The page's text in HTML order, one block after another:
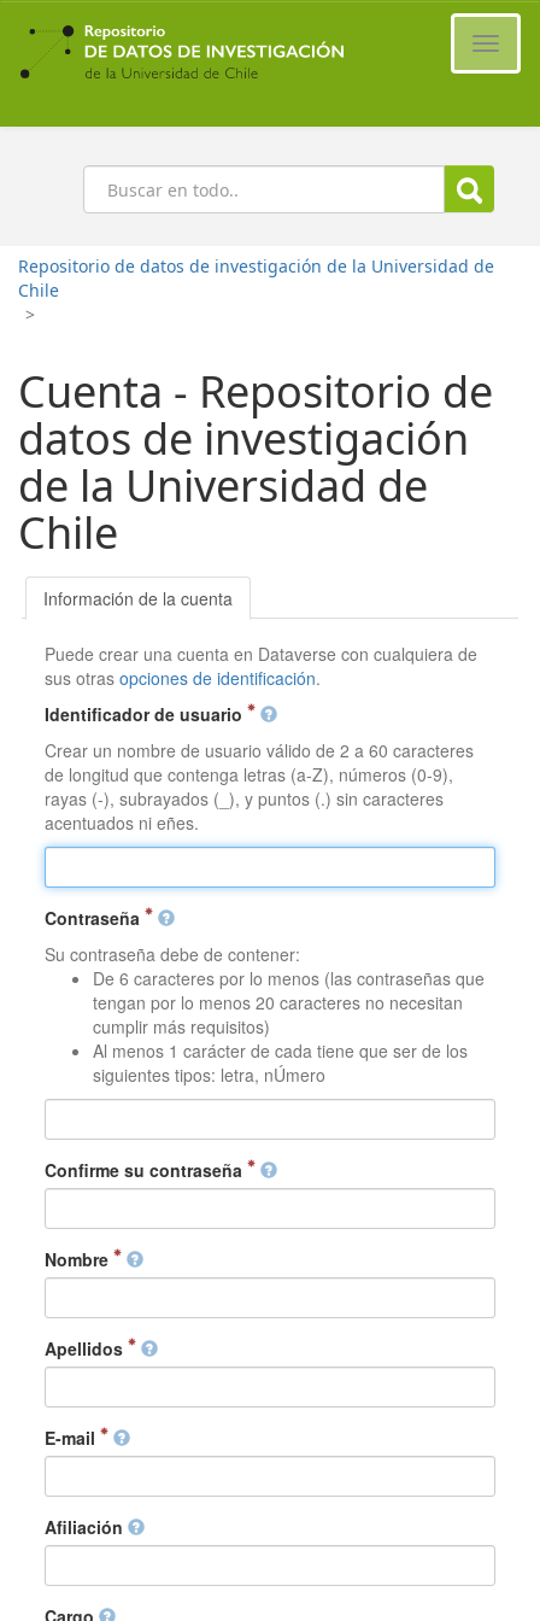
Ir
contenido
principal
Buscar
Repositorio de datos de investigación de la Universidad de
Chile
>
Cuenta - Repositorio de
datos de investigación
de la Universidad de
Chile
Información de la cuenta
Puede crear una cuenta en Dataverse con cualquiera de
sus otrasopciones de identificación.
Identificador de usuario
Crear un nombre de usuario válido de 2 a 60 caracteres
de longitud que contenga letras (a-Z), números (0-9),
rayas (-), subrayados (_), y puntos (.) sin caracteres
acentuados ni eñes.
Contraseña
Su contraseña debe de contener:
De 6 caracteres por lo menos (las contraseñas que
tengan por lo menos 20 caracteres no necesitan
cumplir más requisitos)
Al menos 1 carácter de cada tiene que ser de los
siguientes tipos: letra, nÚmero
Confirme su contraseña
Nombre
Apellidos
E-mail
Afiliación
Cargo